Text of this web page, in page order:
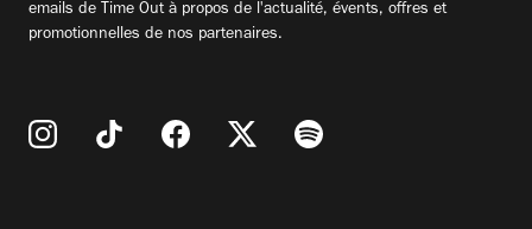
emails de Time Out à propos de l'actualité, évents, offres et
promotionnelles de nos partenaires.